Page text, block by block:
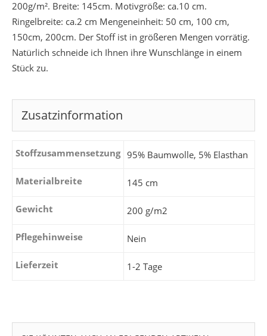
200g/m². Breite: 145cm. Motivgröße: ca.10 cm.
Ringelbreite: ca.2 cm Mengeneinheit: 50 cm, 100 cm,
150cm, 200cm. Der Stoff ist in größeren Mengen vorrätig.
Natürlich schneide ich Ihnen ihre Wunschlänge in einem
Stück zu.
Zusatzinformation
Stoffzusammensetzung 95% Baumwolle, 5% Elasthan
Materialbreite 145 cm
Gewicht 200 g/m2
Pflegehinweise Nein
Lieferzeit 1-2 Tage